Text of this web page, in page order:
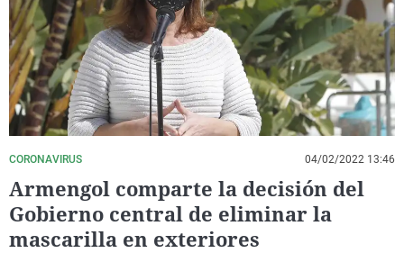
La rosa de los vientos
Gente viajera
Como el perro y el
Caso
Retornados
Equipo de
Operación Viuda
Extremadura
Galicia
La Rioja
Navarra
País Vasco
Virales
Televisión
Elecciones
CORONAVIRUS 04/02/2022 13:46
Armengol comparte la decisión del
Gobierno central de eliminar la
mascarilla en exteriores